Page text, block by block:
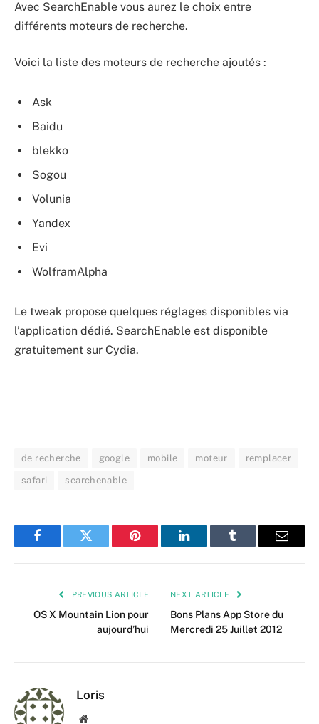
Avec SearchEnable vous aurez le choix entre
différents moteurs de recherche.
Voici la liste des moteurs de recherche ajoutés :
Ask
Baidu
blekko
Sogou
Volunia
Yandex
Evi
WolframAlpha
Le tweak propose quelques réglages disponibles via
l’application dédié. SearchEnable est disponible
gratuitement sur Cydia.
de recherche google mobile moteur remplacer
safari searchenable
FacebookTwitter Pinterest LinkedInTumblr Email
PREVIOUS ARTICLE
OS X Mountain Lion pour
aujourd’hui
NEXT ARTICLE
Bons Plans App Store du
Mercredi 25 Juillet 2012
Loris
Website